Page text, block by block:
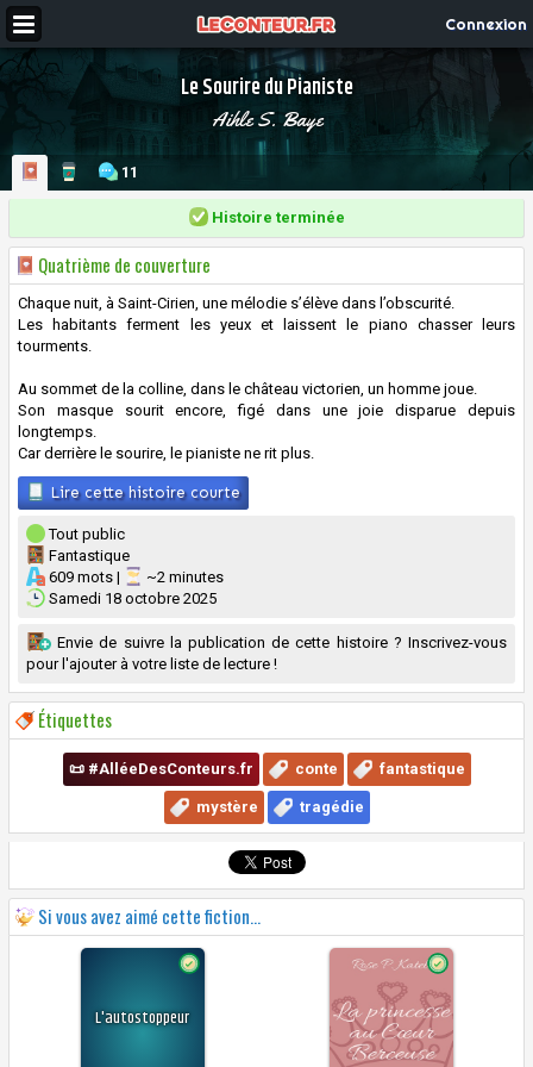
Connexion
Le Sourire du Pianiste
Aihle S. Baye
11
Histoire terminée
Quatrième de couverture
Chaque nuit, à Saint-Cirien, une mélodie s’élève dans l’obscurité.
Les habitants ferment les yeux et laissent le piano chasser leurs
tourments.
Au sommet de la colline, dans le château victorien, un homme joue.
Son masque sourit encore, figé dans une joie disparue depuis
longtemps.
Car derrière le sourire, le pianiste ne rit plus.
Lire cette histoire courte
Tout public
Fantastique
609 mots |
~2 minutes
Samedi 18 octobre 2025
Envie de suivre la publication de cette histoire ? Inscrivez-vous
pour l'ajouter à votre liste de lecture !
Étiquettes
📜 #AlléeDesConteurs.fr conte fantastique
mystère tragédie
Si vous avez aimé cette fiction...
L'autostoppeur